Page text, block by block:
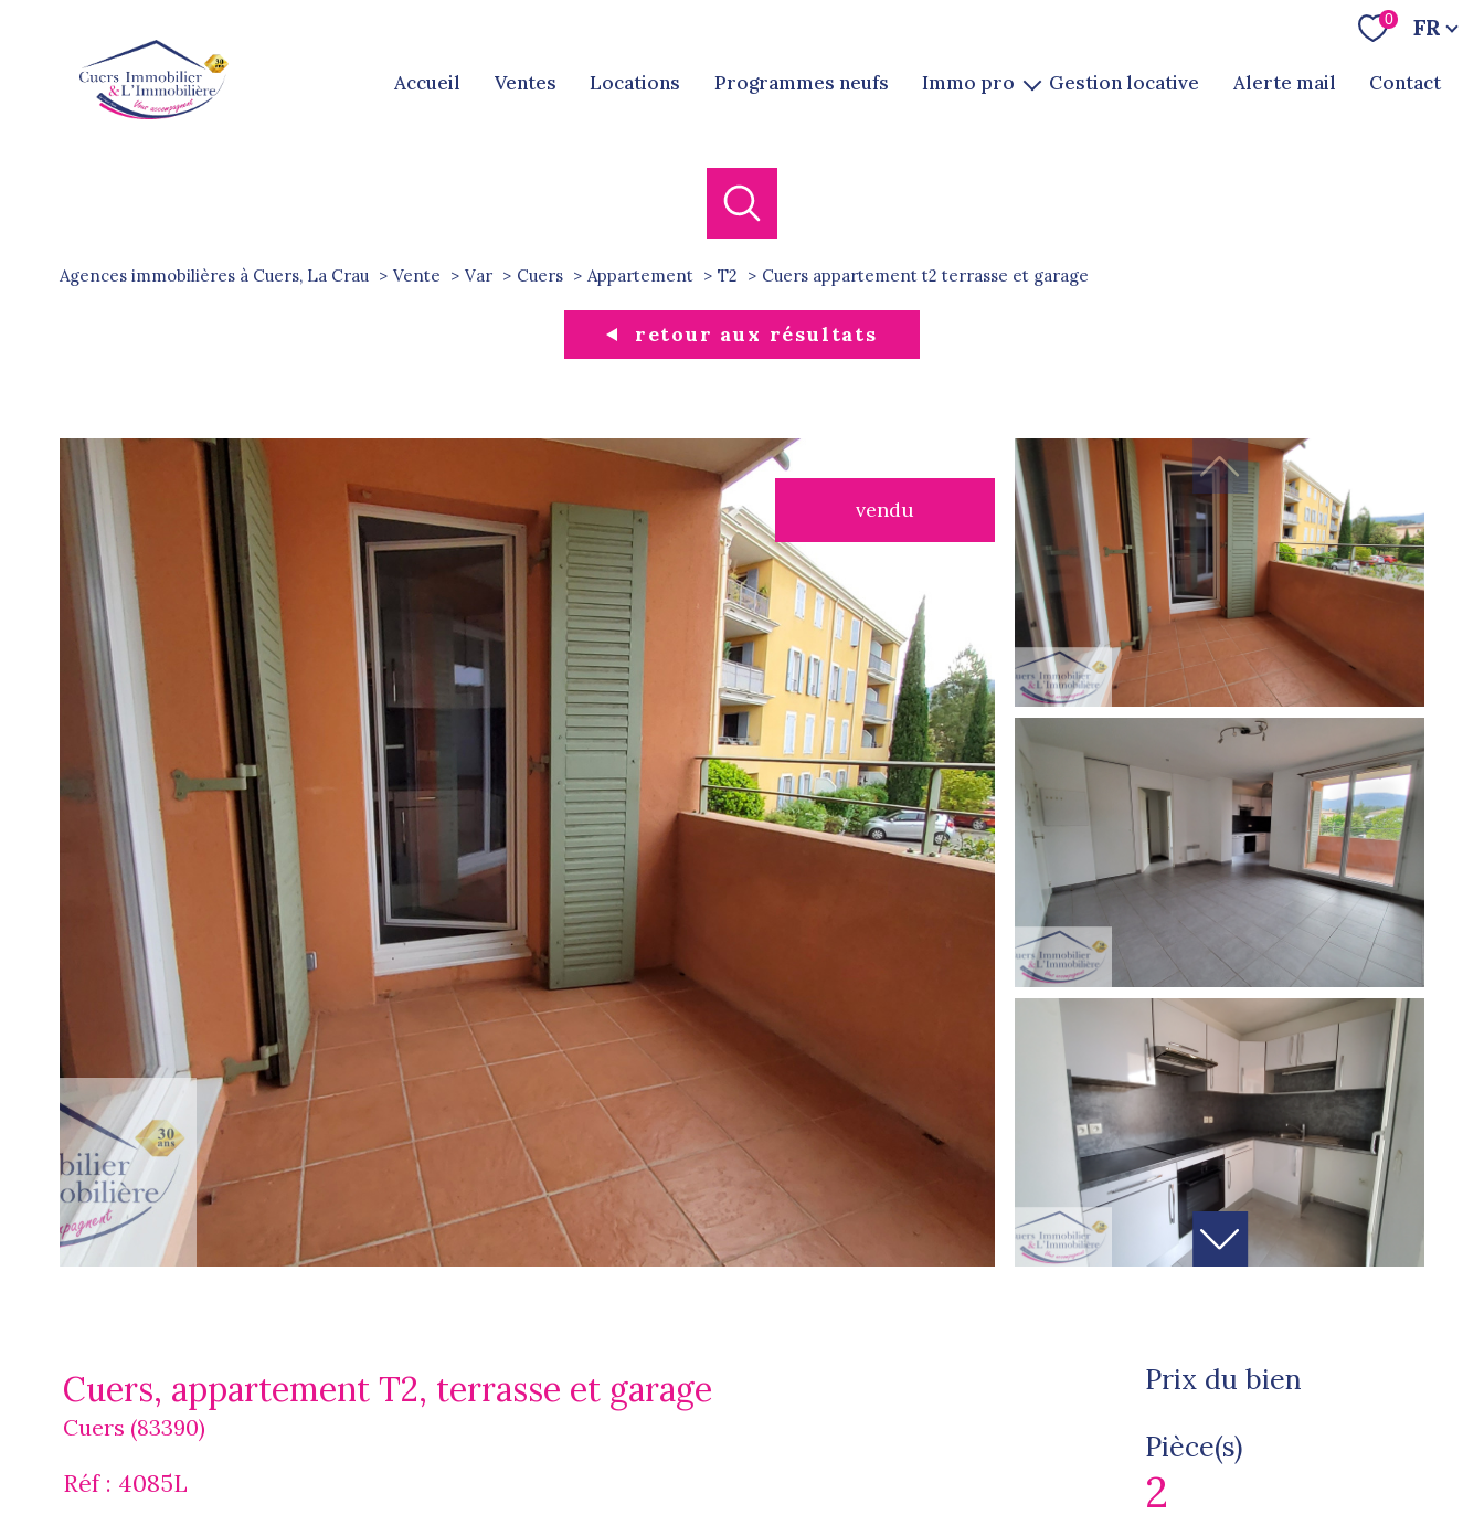
0 Langue
FR
accueil ventes locations programmes neufs immo pro gestion locative alerte mail contact
Agences immobilières à Cuers, La Crau Vente Var Cuers Appartement T2 cuers appartement t2 terrasse et garage
retour aux résultats
vendu
Cuers, appartement T2, terrasse et garage
Cuers (83390)
Réf : 4085L
Prix du bien
Pièce(s)
2